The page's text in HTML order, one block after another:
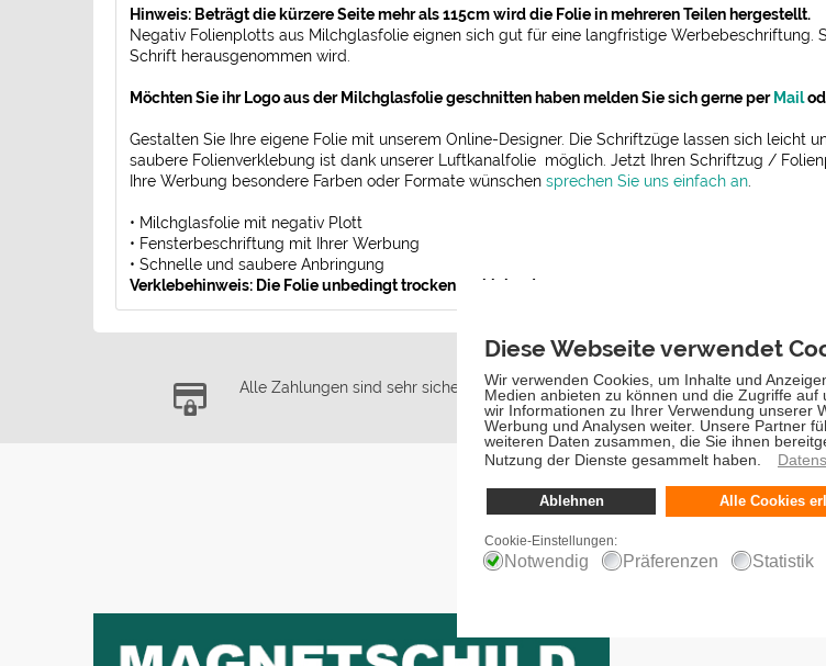
Hinweis: Beträgt die kürzere Seite mehr als 115cm wird die Folie in mehreren Teilen hergestellt.
Negativ Folienplotts aus Milchglasfolie eignen sich gut für eine langfristige
Schrift herausgenommen wird.
Möchten Sie ihr Logo aus der Milchglasfolie geschnitten haben melden Sie sich gerne per Mail
Gestalten Sie Ihre eigene Folie mit unserem Online-Designer. Die Schriftzüge lassen sich leicht
saubere Folienverklebung ist dank unserer Luftkanalfolie möglich. Jetzt Ihren Schriftzug /
Ihre Werbung besondere Farben oder Formate wünschensprechen Sie uns einfach an.
• Milchglasfolie mit negativ Plott
• Fensterbeschriftung mit Ihrer Werbung
• Schnelle und saubere Anbringung
Verklebehinweis: Die Folie unbedingt trocken verkleben!
Alle Zahlungen sind sehr sicher Kostenloser Versand für